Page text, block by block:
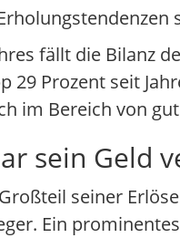
fällt die Bilanz
29 Prozent seit
im Bereich von
sein Geld
seiner
Ein